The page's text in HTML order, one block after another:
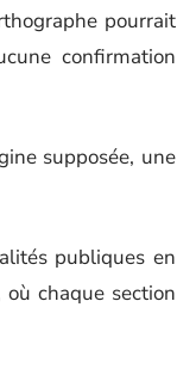
pourrait
confirmation
supposée, une
publiques en
chaque section